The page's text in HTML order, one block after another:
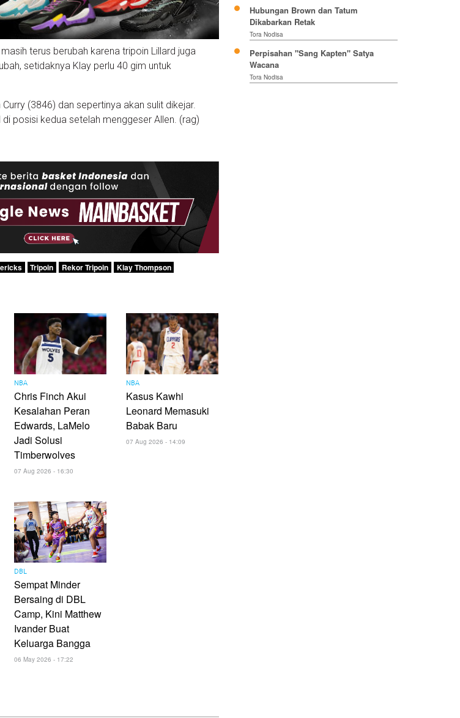
terus berubah karena tripoin Lillard juga
setidaknya Klay perlu 40 gim untuk
(3846) dan sepertinya akan sulit dikejar.
posisi kedua setelah menggeser Allen. (rag)
Tripoin Rekor Tripoin
Klay Thompson
NBA
Chris Finch Akui
Kesalahan Peran
Edwards, LaMelo
Jadi Solusi
Timberwolves
07 Aug 2026 - 16:30
NBA
Kasus Kawhi
Leonard Memasuki
Babak Baru
07 Aug 2026 - 14:09
DBL
Sempat Minder
Bersaing di DBL
Camp, Kini Matthew
Ivander Buat
Keluarga Bangga
06 May 2026 - 17:22
Hubungan Brown dan Tatum
Dikabarkan Retak
Tora Nodisa
Perpisahan "Sang Kapten" Satya
Wacana
Tora Nodisa